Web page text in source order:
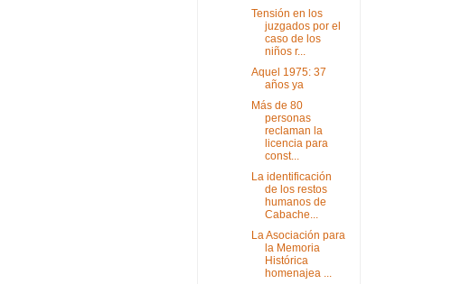
Tensión en los
juzgados por el
caso de los
niños r...
Aquel 1975: 37
años ya
Más de 80
personas
reclaman la
licencia para
const...
La identificación
de los restos
humanos de
Cabache...
La Asociación para
la Memoria
Histórica
homenajea ...